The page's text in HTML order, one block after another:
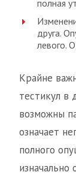
полная
друга.
левого.
Крайне
тестикул в
возможны
означает
полного